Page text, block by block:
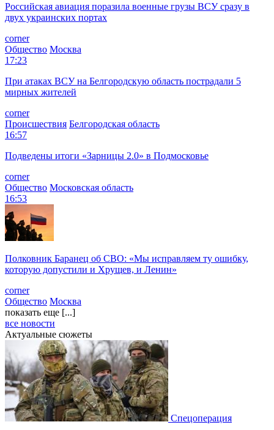
Российская авиация поразила военные грузы ВСУ сразу в
двух украинских портах
corner
Общество Москва
17:23
При атаках ВСУ на Белгородскую область пострадали 5
мирных жителей
corner
Происшествия Белгородская область
16:57
Подведены итоги «Зарницы 2.0» в Подмосковье
corner
Общество Московская область
16:53
Полковник Баранец об СВО: «Мы исправляем ту ошибку,
которую допустили и Хрущев, и Ленин»
corner
Общество Москва
показать еще [...]
все новости
Актуальные сюжеты
Спецоперация